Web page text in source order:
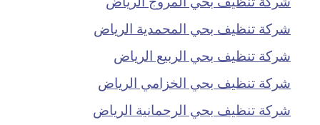
شركة تنظيف بحي المحمدية الرياض
شركة تنظيف بحي الربيع الرياض
شركة تنظيف بحي الخزامي الرياض
شركة تنظيف بحي الرحمانية الرياض